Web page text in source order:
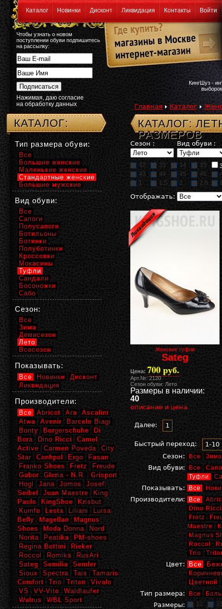
Каталог Новинки Дисконт Ликвидация Контакты Войти
Чтобы узнать о новом
поступлении обуви подпишитесь
на рассылку:
Нажимая, даю согласие
на обработку данных
КингШуз -
Главная Каталог
КАТАЛОГ:
РАЗМЕРОВ
Сезон : Вид обуви :
32 33 34 35
43
44 45 46
1
1,5 2 2,5
Отображать:
Женские туфли
Sateg
Цена: 700 руб.
Арт.№: 2120
Сезон обуви: Лето
Размеры в наличии:
40
описание и цена
Далее: 1
Быстрый переход:
1-10
Сезон:
Все Зима
Вид обуви: Все
Туфли
Показывать: Все
Производители: Все
Dino Ricci
Fretz
Maestre
Magnus
Roccol
Trio
Цвет: Все
Цветной
Тип размера:
Все
Размеры: 32
КАТАЛОГ:
Тип размера обуви:
Все
Большие женские
Маленькие женские
Стандартные женские
Большие мужские
Вид обуви:
Все
Сапоги
Полусапоги
Ботильоны
Ботинки
Полуботинки
Кроссовки
Мокасины
Туфли
Сандали
Босоножки
Сабо
Сезон:
Все
Зима
Демисезон
Лето
Всесезон
Показывать:
Все Новинки
Дисконт
Ликвидация
Производители:
Все Abricot Ara
Ascalini
Atwa
Avenir
Barcelo Biagi
Bonty
Burgerschuhe
Di
Bora
Dino Ricci
Camel
Active
Carmen Poveda
City
Star
Conhpol Ergo
Fasan
Franko Shoes
Fretz
Freude
Gabor
Gloria - N.R.
Grisport
Hogl
Jana Jomos
Josef
Seibel
Juan Maestre
King
Paolo
KingShoe
Krisbut
Kumfo
Lesta Liliani
Luisa
Belly
Magellan
Magnus
Shoes
Moda Donna
Nord
Norita
Peatika
PM-shoes
Regina Bottini
Rieker
Roccol
Romika
RusAri
Sateg
Semilia
Semler
Sioux
Spectra Tais
Tamaris
Comfort
Trio Triton
Vivalo
VS
VV-Vito
Waldlaufer
Walrus
WBL Sport